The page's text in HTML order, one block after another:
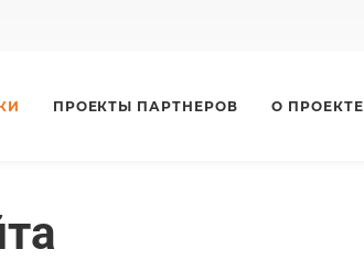
ПРОЕКТЫ ПАРТНЕРОВ О ПРОЕКТЕ